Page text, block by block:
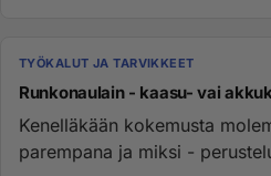
TYÖKALUT JA TARVIKKEET
Runkonaulain - kaasu- vai
Kenelläkään kokemusta
parempana ja miksi -